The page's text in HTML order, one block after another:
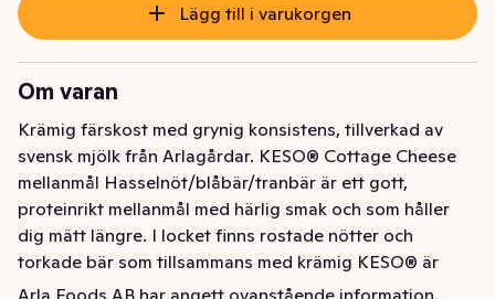
Lägg till i varukorgen
Om varan
Krämig färskost med grynig konsistens, tillverkad av
svensk mjölk från Arlagårdar. KESO® Cottage Cheese
mellanmål Hasselnöt/blåbär/tranbär är ett gott,
proteinrikt mellanmål med härlig smak och som håller
dig mätt längre. I locket finns rostade nötter och
torkade bär som tillsammans med krämig KESO® är
perfekt att äta i farten. Innehåller 19g
Arla Foods AB har angett ovanstående information.